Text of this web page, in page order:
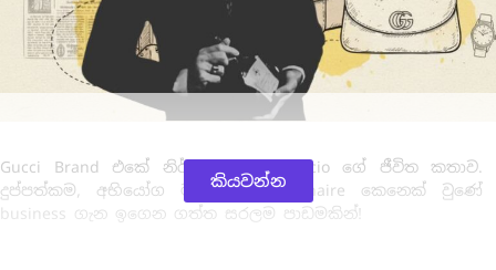
Gucci Brand එකේ නිර්මාතෘ වන Guccio ගේ ජීවිත කතාව.
දුප්පත්කම, අභියෝග මැද ඔහු millionaire කෙනෙක් වුණේ
business ගැන ඉගෙන ගත්ත සරලම පාඩමකින්!
කියවන්න